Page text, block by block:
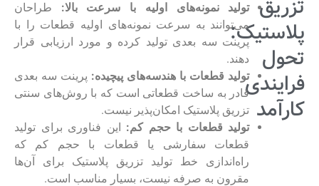
تزریق
پلاستیک:
تحول
فرایندی
کارآمد
تولید نمونه‌های اولیه با سرعت بالا: طراحان
می‌توانند به سرعت نمونه‌های اولیه قطعات را با
پرینت سه بعدی تولید کرده و مورد ارزیابی قرار
دهند.
تولید قطعات با هندسه‌های پیچیده: پرینت سه بعدی
قادر به ساخت قطعاتی است که با روش‌های سنتی
تزریق پلاستیک امکان‌پذیر نیست.
تولید قطعات با حجم کم: این فناوری برای تولید
قطعات سفارشی یا قطعات با حجم کم که
راه‌اندازی خط تولید تزریق پلاستیک برای آن‌ها
مقرون به صرفه نیست، بسیار مناسب است.